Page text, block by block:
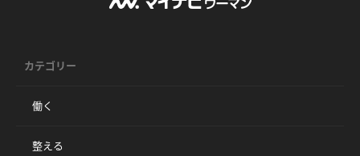
カテゴリー
働く
整える